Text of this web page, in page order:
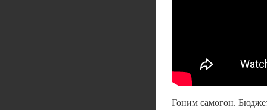
Гоним самогон.